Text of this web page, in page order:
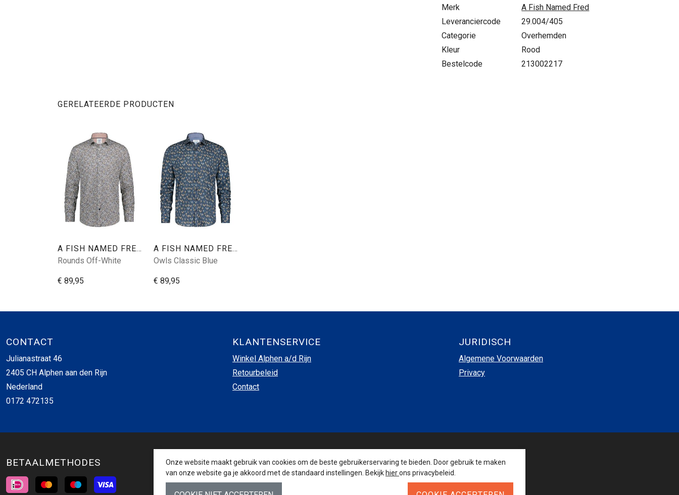
Merk
A Fish Named Fred
Leveranciercode
29.004/405
Categorie
Overhemden
Kleur
Rood
Bestelcode
213002217
GERELATEERDE PRODUCTEN
A FISH NAMED FRED
Rounds Off-White
€ 89,95
A FISH NAMED FRED
Owls Classic Blue
€ 89,95
CONTACT
Julianastraat 46
2405 CH Alphen aan den Rijn
Nederland
0172 472135
KLANTENSERVICE
Winkel Alphen a/d Rijn
Retourbeleid
Contact
JURIDISCH
Algemene Voorwaarden
Privacy
BETAALMETHODES INSCHRIJVEN NIEUWSBRIEF VOLG ONS
Onze website maakt gebruik van cookies om de beste gebruikerservaring te bieden. Door gebruik te maken
van onze website ga je akkoord met de standaard instellingen. Bekijk hierons privacybeleid.